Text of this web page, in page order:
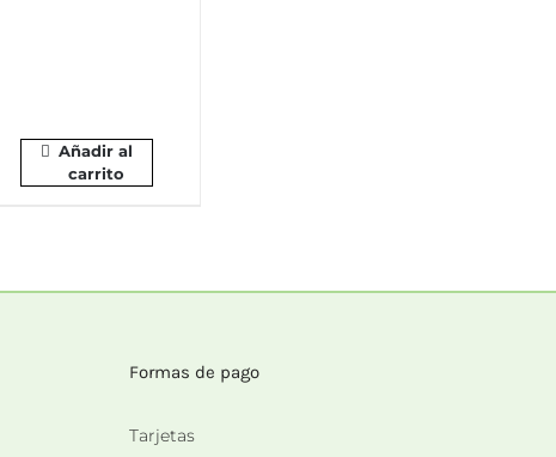
Añadir al
carrito
Formas de pago
Tarjetas